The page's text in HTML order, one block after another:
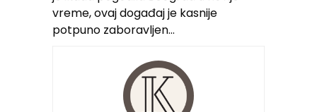
vreme, ovaj događaj je kasnije
potpuno zaboravljen…